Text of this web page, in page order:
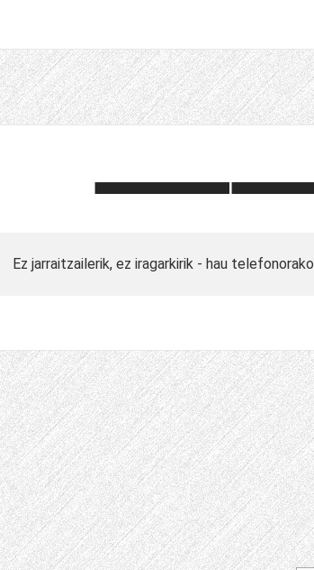
Ez jarraitzailerik, ez iragarkirik - hau